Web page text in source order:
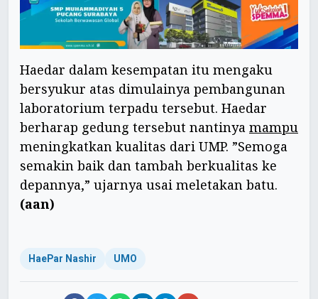
Haedar dalam kesempatan itu mengaku
bersyukur atas dimulainya pembangunan
laboratorium terpadu tersebut. Haedar
berharap gedung tersebut nantinya mampu
meningkatkan kualitas dari UMP. ”Semoga
semakin baik dan tambah berkualitas ke
depannya,” ujarnya usai meletakan batu.
(aan)
HaePar Nashir UMO